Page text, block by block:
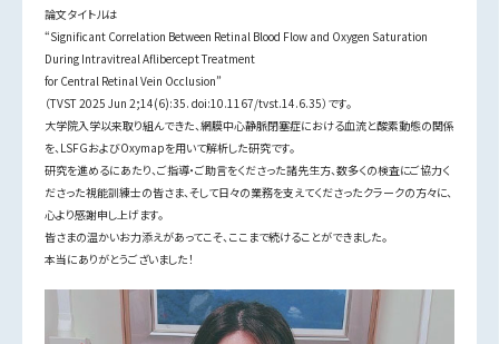
論文タイトルは
“Significant Correlation Between Retinal Blood Flow and Oxygen Saturation
During Intravitreal Aflibercept Treatment
for Central Retinal Vein Occlusion”
（TVST 2025 Jun 2;14(6):35. doi:10.1167/tvst.14.6.35）です。
大学院入学以来取り組んできた、網膜中心静脈閉塞症における血流と酸素動態の関係
を、LSFGおよびOxymapを用いて解析した研究です。
研究を進めるにあたり、ご指導・ご助言をくださった諸先生方、数多くの検査にご協力く
ださった視能訓練士の皆さま、そして日々の業務を支えてくださったクラークの方々に、
心より感謝申し上げます。
皆さまの温かいお力添えがあってこそ、ここまで続けることができました。
本当にありがとうございました！